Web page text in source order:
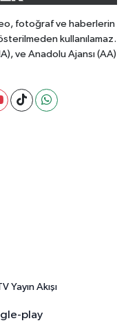
fotoğraf ve haberlerin
kullanılamaz.
ve Anadolu Ajansı (AA)
Yayın Akışı